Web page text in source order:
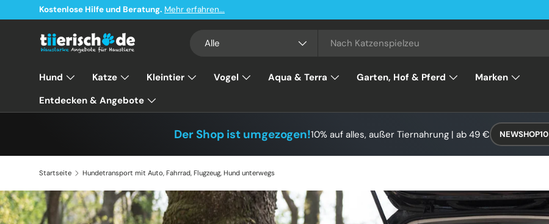
Direkt zum Inhalt
Kostenlose Hilfe und Beratung. Mehr erfahren...
Alle
Hund Katze Kleintier Vogel Aqua & Terra Garten, Hof & Pferd
Marken
Entdecken & Angebote
Der Shop ist umgezogen!10% auf alles, außer Tiernahrung | ab 49 € NEWSHOP10
Startseite Hundetransport mit Auto, Fahrrad, Flugzeug, Hund unterwegs